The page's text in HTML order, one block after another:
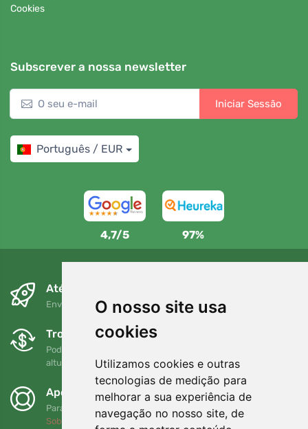
O nosso site usa
cookies
Utilizamos cookies e outras
tecnologias de medição para
melhorar a sua experiência de
navegação no nosso site, de
Cookies
Subscrever a nossa newsletter
Iniciar Sessão
Português / EUR
4,7/5 97%
Até ao dia seguinte e sem custos
Envio gratuito para encomendas superiores a 80 EUR
Trocas e devoluções gratuitas
Pode devolver ou trocar a sua encomenda em qualquer
altura no prazo de 90 dias
Apoiamos a Trees.org
Para cada encomenda plantamos uma árvore! Leia mais
Sobre nós